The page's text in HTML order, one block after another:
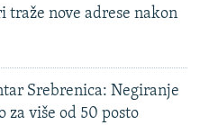
traže nove adrese nakon
Srebrenica: Negiranje
za više od 50 posto